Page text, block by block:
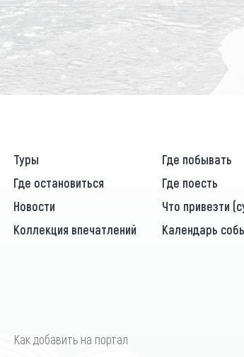
Туры Где побывать
Где остановиться
Где поесть
Новости
Что привезти
Коллекция впечатлений
Календарь
Как добавить на портал